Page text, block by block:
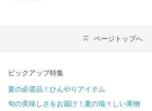
ページトップへ
ピックアップ特集
夏の必需品！ひんやりアイテム
旬の美味しさをお届け！夏の瑞々しい果物